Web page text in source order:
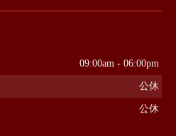
09:00am - 06:00pm
公休
公休